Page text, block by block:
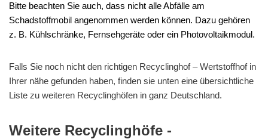
Bitte beachten Sie auch, dass nicht alle Abfälle am
Schadstoffmobil angenommen werden können. Dazu gehören
z. B. Kühlschränke, Fernsehgeräte oder ein Photovoltaikmodul.
Falls Sie noch nicht den richtigen Recyclinghof – Wertstoffhof in
Ihrer nähe gefunden haben, finden sie unten eine übersichtliche
Liste zu weiteren Recyclinghöfen in ganz Deutschland.
Weitere Recyclinghöfe -